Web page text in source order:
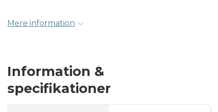
Mere information
Information &
specifikationer